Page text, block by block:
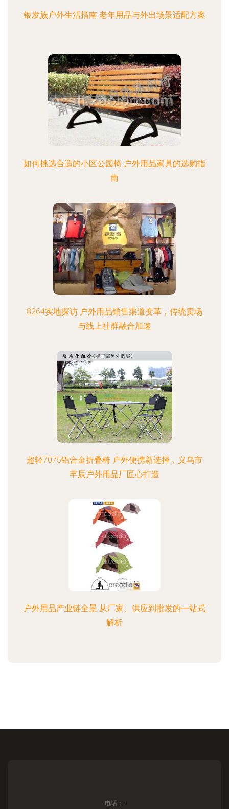
银发族户外生活指南 老年用品与外出场景适配方案
如何挑选合适的小区公园椅 户外用品家具的选购指
南
8264实地探访 户外用品销售渠道变革，传统卖场
与线上社群融合加速
超轻7075铝合金折叠椅 户外便携新选择，义乌市
芊辰户外用品厂匠心打造
户外用品产业链全景 从厂家、供应到批发的一站式
解析
电话：-